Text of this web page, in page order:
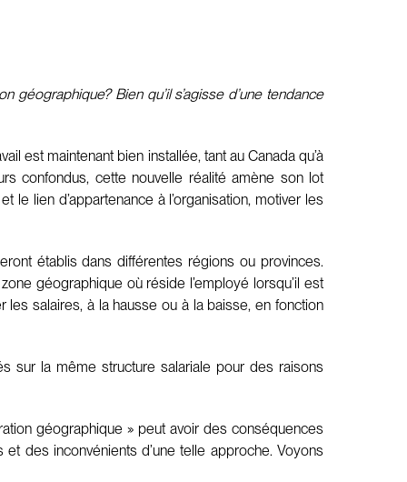
Bien qu’il s’agisse d’une tendance
est maintenant bien installée, tant au Canada qu’à
confondus, cette nouvelle réalité amène son lot
le lien d’appartenance à l’organisation, motiver les
établis dans différentes régions ou provinces.
géographique où réside l’employé lorsqu’il est
les salaires, à la hausse ou à la baisse, en fonction
sur la même structure salariale pour des raisons
géographique » peut avoir des conséquences
des inconvénients d’une telle approche. Voyons